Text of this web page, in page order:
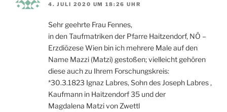
4. JULI 2020 UM 18:26 UHR
Sehr geehrte Frau Fennes,
in den Taufmatriken der Pfarre Haitzendorf, NÖ –
Erzdiözese Wien bin ich mehrere Male auf den
Name Mazzi (Matzi) gestoßen; vielleicht gehören
diese auch zu Ihrem Forschungskreis:
*30.3.1823 Ignaz Labres, Sohn des Joseph Labres ,
Kaufmann in Haitzendorf 35 und der
Magdalena Matzi von Zwettl